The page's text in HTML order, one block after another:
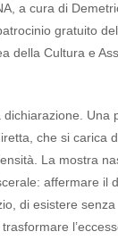
a cura di
gratuito
della Cultura e
dichiarazione. Una
che si carica
La mostra
affermare il
di esistere senza